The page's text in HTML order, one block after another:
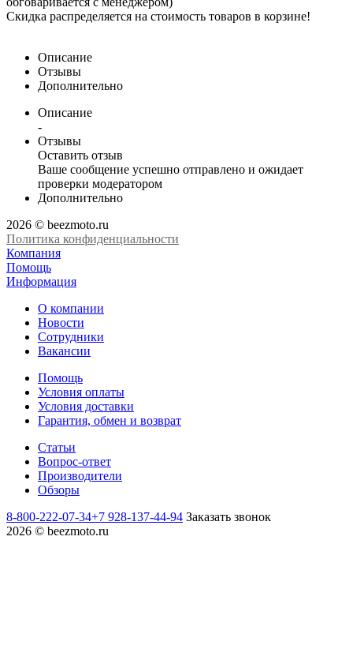
Скидка распределяется на стоимость товаров в корзине!
Описание
Отзывы
Дополнительно
Описание
-
Отзывы
Оставить отзыв
Ваше сообщение успешно отправлено и ожидает
проверки модератором
Дополнительно
2026 © beezmoto.ru
Политика конфиденциальности
Компания
Помощь
Информация
О компании
Новости
Сотрудники
Вакансии
Помощь
Условия оплаты
Условия доставки
Гарантия, обмен и возврат
Статьи
Вопрос-ответ
Производители
Обзоры
8-800-222-07-34+7 928-137-44-94 Заказать звонок
2026 © beezmoto.ru